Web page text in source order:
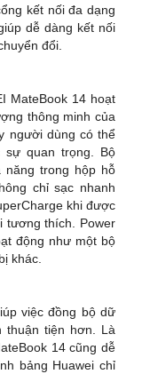
kết nối đa dạng
dễ dàng kết nối
đổi.
MateBook 14 hoạt
thông minh của
người dùng có thể
quan trọng. Bộ
năng trong hộp hỗ
chỉ sạc nhanh
khi được
tương thích. Power
động như một bộ
khác.
việc đồng bộ dữ
thuận tiện hơn. Là
14 cũng dễ
bảng Huawei chỉ